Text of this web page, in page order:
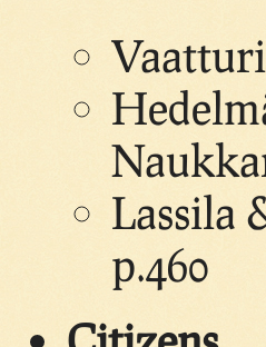
Lassila
p.460